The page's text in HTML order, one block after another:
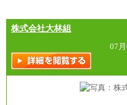
株式会社大林組
07